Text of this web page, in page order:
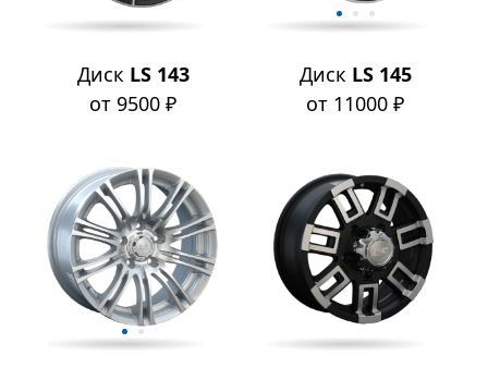
Диск LS 143
от 9500 ₽
Диск LS 145
от 11000 ₽